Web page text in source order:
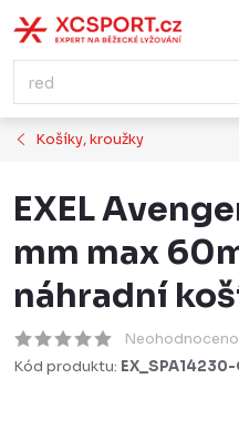
na
obsah
Košíky, kroužky
EXEL
mm max
náhradní
Neohodnoceno
Kód produktu: EX_SPA14230-